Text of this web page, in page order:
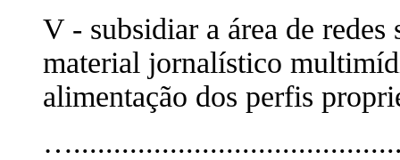
V - subsidiar a área de
material jornalístico
alimentação dos perfis